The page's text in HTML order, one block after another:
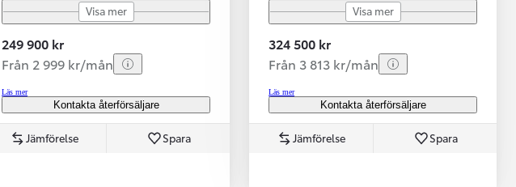
Visa mer
249 900 kr
Från 2 999 kr/mån
Läs mer
Kontakta återförsäljare
Jämförelse Spara
Visa mer
324 500 kr
Från 3 813 kr/mån
Läs mer
Kontakta återförsäljare
Jämförelse Spara